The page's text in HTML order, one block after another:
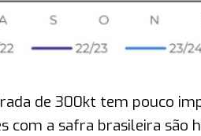
de 300kt tem pouco
com a safra brasileira são